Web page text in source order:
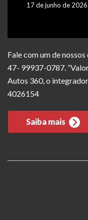
17 de junho de 2026
Fale com um de
47- 99937-0787.
Autos 360, o
4026154
Saiba mais